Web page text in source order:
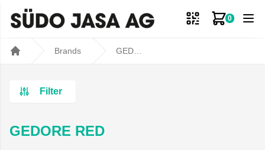
0
Zum
Brands
Filter
GEDORE RED